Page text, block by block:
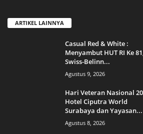
ARTIKEL LAINNYA
Casual Red & White :
Menyambut HUT RI Ke
Swiss-Belinn...
Agustus 9, 2026
Hari Veteran Nasional
Hotel Ciputra World
Surabaya dan Yayasan...
Agustus 8, 2026